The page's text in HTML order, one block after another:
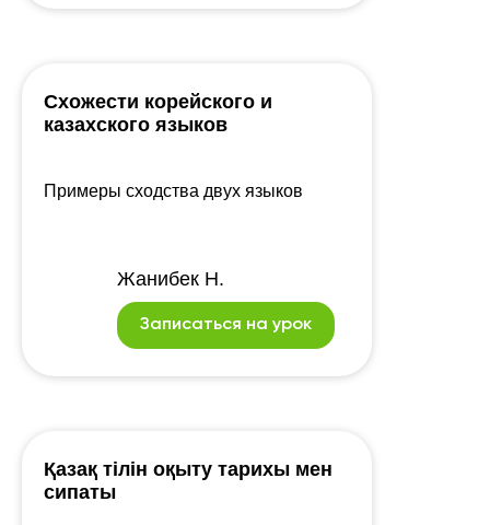
Схожести корейского и
казахского языков
Примеры сходства двух языков
Жанибек Н.
Записаться на урок
Қазақ тілін оқыту тарихы мен
сипаты